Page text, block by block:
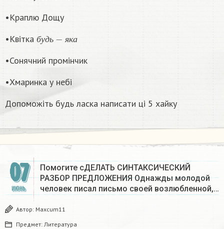
•Краплю Дощу
•Квітка
б у д ь яка
б д
•Сонячний промінчик
•Хмаринка у небі
Допоможіть будь ласка написати ці 5 хайку
07
ИЮНЬ
Помогите сДЕЛАТЬ СИНТАКСИЧЕСКИЙ
РАЗБОР ПРЕДЛОЖЕНИЯ Однажды молодой
человек писал письмо своей возлюбленной,…
Автор: Maxcum11
Предмет: Литература